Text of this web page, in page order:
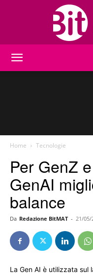
Home Tecnologie
Per GenZ
GenAI
balance
Da Redazione BitMAT - 21/05/
La Gen AI è utilizzata sul